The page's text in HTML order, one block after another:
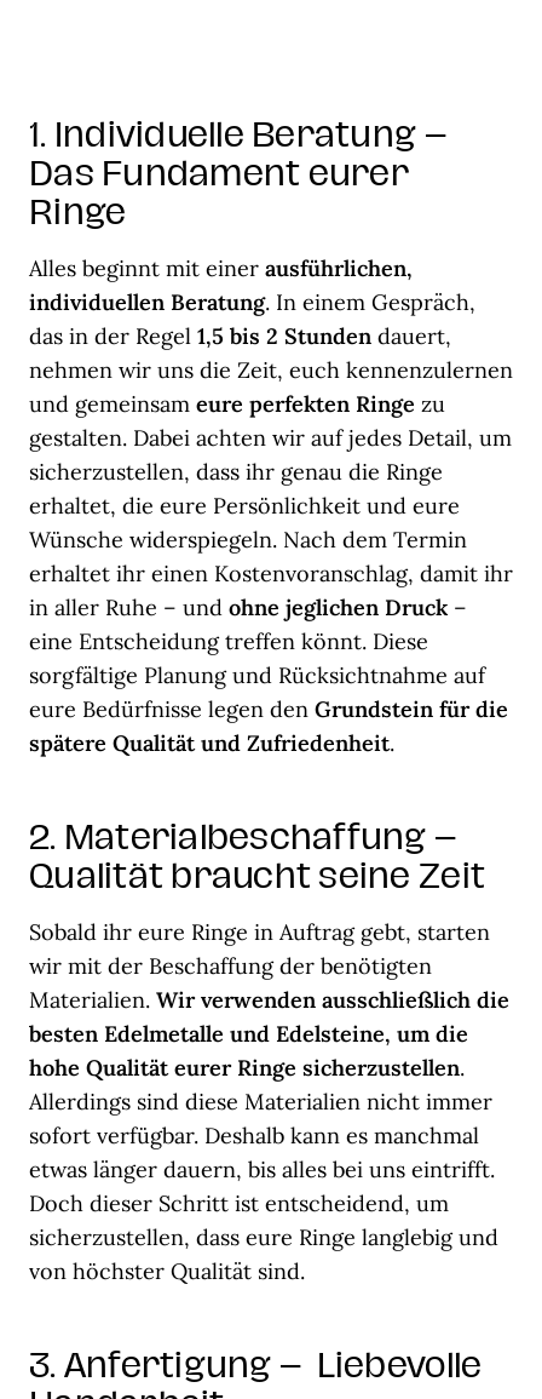
1. Individuelle Beratung –
Das Fundament eurer
Ringe
Alles beginnt mit einer ausführlichen,
individuellen Beratung. In einem Gespräch,
das in der Regel 1,5 bis 2 Stunden dauert,
nehmen wir uns die Zeit, euch kennenzulernen
und gemeinsam eure perfekten Ringe zu
gestalten. Dabei achten wir auf jedes Detail, um
sicherzustellen, dass ihr genau die Ringe
erhaltet, die eure Persönlichkeit und eure
Wünsche widerspiegeln. Nach dem Termin
erhaltet ihr einen Kostenvoranschlag, damit ihr
in aller Ruhe – und ohne jeglichen Druck –
eine Entscheidung treffen könnt. Diese
sorgfältige Planung und Rücksichtnahme auf
eure Bedürfnisse legen den Grundstein für die
spätere Qualität und Zufriedenheit.
2. Materialbeschaffung –
Qualität braucht seine Zeit
Sobald ihr eure Ringe in Auftrag gebt, starten
wir mit der Beschaffung der benötigten
Materialien. Wir verwenden ausschließlich die
besten Edelmetalle und Edelsteine, um die
hohe Qualität eurer Ringe sicherzustellen.
Allerdings sind diese Materialien nicht immer
sofort verfügbar. Deshalb kann es manchmal
etwas länger dauern, bis alles bei uns eintrifft.
Doch dieser Schritt ist entscheidend, um
sicherzustellen, dass eure Ringe langlebig und
von höchster Qualität sind.
3. Anfertigung – Liebevolle